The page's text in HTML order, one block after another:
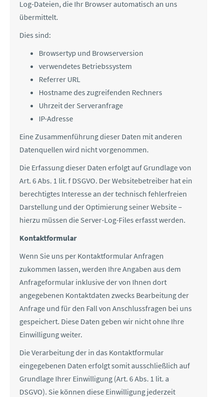
Log-Dateien, die Ihr Browser automatisch an uns
übermittelt.
Dies sind:
Browsertyp und Browserversion
verwendetes Betriebssystem
Referrer URL
Hostname des zugreifenden Rechners
Uhrzeit der Serveranfrage
IP-Adresse
Eine Zusammenführung dieser Daten mit anderen
Datenquellen wird nicht vorgenommen.
Die Erfassung dieser Daten erfolgt auf Grundlage von
Art. 6 Abs. 1 lit. f DSGVO. Der Websitebetreiber hat ein
berechtigtes Interesse an der technisch fehlerfreien
Darstellung und der Optimierung seiner Website –
hierzu müssen die Server-Log-Files erfasst werden.
Kontaktformular
Wenn Sie uns per Kontaktformular Anfragen
zukommen lassen, werden Ihre Angaben aus dem
Anfrageformular inklusive der von Ihnen dort
angegebenen Kontaktdaten zwecks Bearbeitung der
Anfrage und für den Fall von Anschlussfragen bei uns
gespeichert. Diese Daten geben wir nicht ohne Ihre
Einwilligung weiter.
Die Verarbeitung der in das Kontaktformular
eingegebenen Daten erfolgt somit ausschließlich auf
Grundlage Ihrer Einwilligung (Art. 6 Abs. 1 lit. a
DSGVO). Sie können diese Einwilligung jederzeit